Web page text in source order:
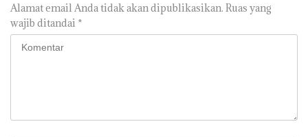
Alamat email Anda tidak akan dipublikasikan. Ruas yang
wajib ditandai *